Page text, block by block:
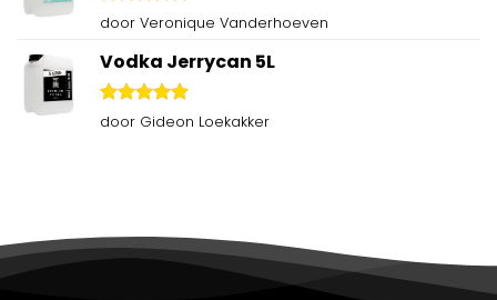
Gewaardeerd
door Veronique Vanderhoeven
Vodka Jerrycan 5L
Gewaardeerd
door Gideon Loekakker